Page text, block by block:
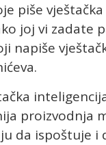
piše
joj vi
napiše
proizvodnja
da ispoštuje i